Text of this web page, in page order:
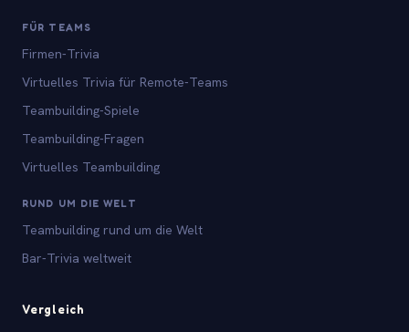
FÜR TEAMS
Firmen-Trivia
Virtuelles Trivia für Remote-Teams
Teambuilding-Spiele
Teambuilding-Fragen
Virtuelles Teambuilding
RUND UM DIE WELT
Teambuilding rund um die Welt
Bar-Trivia weltweit
Vergleich